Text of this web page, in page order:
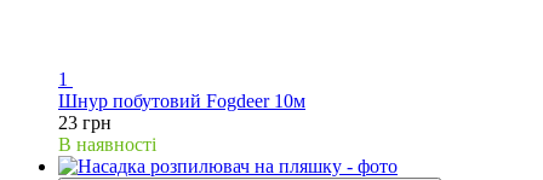
1
Шнур побутовий Fogdeer 10м
23 грн
В наявності